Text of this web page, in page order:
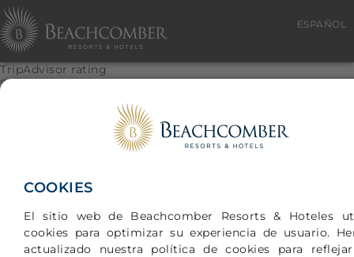
COOKIES
El sitio web de Beachcomber Resorts & Hoteles
cookies para optimizar su experiencia de usuario.
actualizado nuestra política de cookies para
ESPAÑOL
TripAdvisor rating
Shandrani Beachcomber
Basado en 6081 agencia de calificaciones
Situación :
Habitacione(s)
Value
Higiene